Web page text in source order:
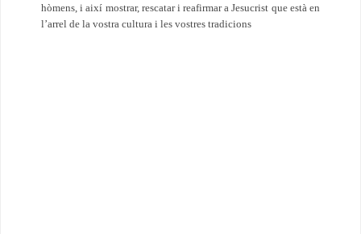
hòmens, i així mostrar, rescatar i reafirmar a Jesucrist que està en
l’arrel de la vostra cultura i les vostres tradicions